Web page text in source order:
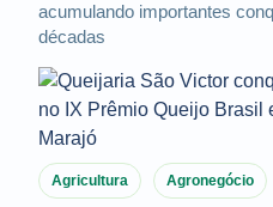
acumulando importantes
décadas
Agricultura Agronegócio